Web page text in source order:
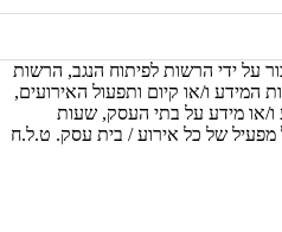
על ידי הרשות לפיתוח הנגב, הרשות
המידע ו/או קיום ותפעול האירועים,
ו/או מידע על בתי העסק, שעות
מפעיל של כל אירוע / בית עסק. ט.ל.ח